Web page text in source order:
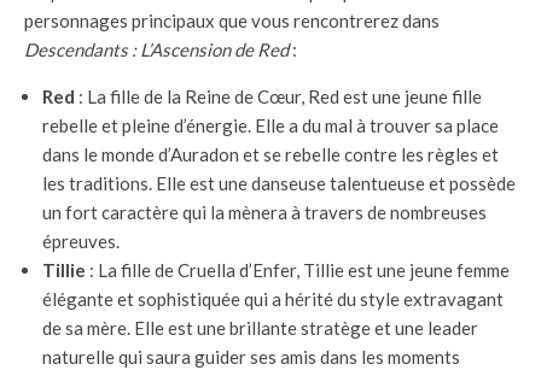
personnages principaux que vous rencontrerez dans
Descendants : L’Ascension de Red:
Red : La fille de la Reine de Cœur, Red est une jeune fille
rebelle et pleine d’énergie. Elle a du mal à trouver sa place
dans le monde d’Auradon et se rebelle contre les règles et
les traditions. Elle est une danseuse talentueuse et possède
un fort caractère qui la mènera à travers de nombreuses
épreuves.
Tillie : La fille de Cruella d’Enfer, Tillie est une jeune femme
élégante et sophistiquée qui a hérité du style extravagant
de sa mère. Elle est une brillante stratège et une leader
naturelle qui saura guider ses amis dans les moments